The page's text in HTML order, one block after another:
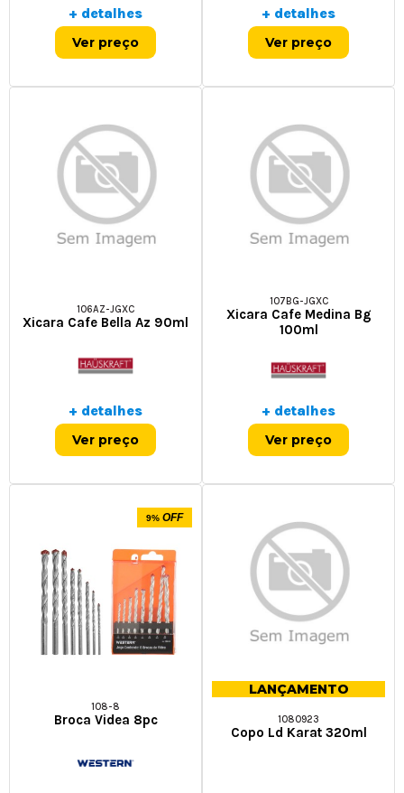
+ detalhes
Ver preço
+ detalhes
Ver preço
106AZ-JGXC
Xicara Cafe Bella Az 90ml
+ detalhes
Ver preço
107BG-JGXC
Xicara Cafe Medina Bg
100ml
+ detalhes
Ver preço
9% OFF
108-8
Broca Videa 8pc
LANÇAMENTO
1080923
Copo Ld Karat 320ml